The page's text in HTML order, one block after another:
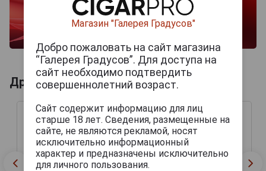
Другие продукты бренда OLIVA
Магазин "Галерея Градусов"
Добро пожаловать на сайт магазина
“Галерея Градусов”. Для доступа на
сайт необходимо подтвердить
совершеннолетний возраст.
Сайт содержит информацию для лиц
старше 18 лет. Сведения, размещенные на
сайте, не являются рекламой, носят
исключительно информационный
характер и предназначены исключительно
для личного пользования.